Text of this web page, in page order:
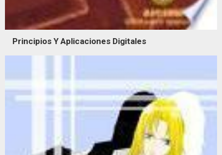
Principios Y Aplicaciones Digitales